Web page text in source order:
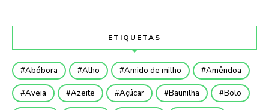
ETIQUETAS
Abóbora Alho Amido de milho Amêndoa
Aveia Azeite Açúcar Baunilha Bolo